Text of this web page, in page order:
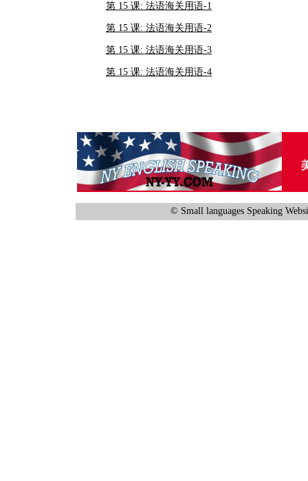
第 15 课: 法语海关用语-1
第 15 课: 法语海关用语-2
第 15 课: 法语海关用语-3
第 15 课: 法语海关用语-4
© Small languages Speaking